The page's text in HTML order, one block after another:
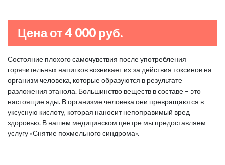
Цена от 4 000 руб.
Состояние плохого самочувствия после употребления
горячительных напитков возникает из-за действия токсинов на
организм человека, которые образуются в результате
разложения этанола. Большинство веществ в составе – это
настоящие яды. В организме человека они превращаются в
уксусную кислоту, которая наносит непоправимый вред
здоровью. В нашем медицинском центре мы предоставляем
услугу «Снятие похмельного синдрома».